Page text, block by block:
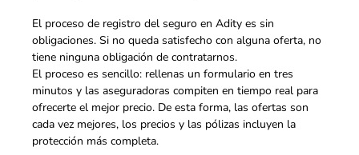
El proceso de registro del seguro en Adity es sin
obligaciones. Si no queda satisfecho con alguna oferta, no
tiene ninguna obligación de contratarnos.
El proceso es sencillo: rellenas un formulario en tres
minutos y las aseguradoras compiten en tiempo real para
ofrecerte el mejor precio. De esta forma, las ofertas son
cada vez mejores, los precios y las pólizas incluyen la
protección más completa.